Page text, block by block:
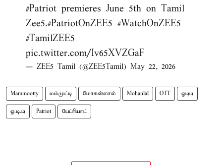
#Patriot premieres June 5th on Tamil
Zee5.#PatriotOnZEE5 #WatchOnZEE5
#TamilZEE5
pic.twitter.com/Iv65XVZGaF
— ZEE5 Tamil (@ZEE5Tamil) May 22, 2026
Mammootty மம்முட்டி மோகன்லால் Mohanlal OTT ஓடிடி
ஓ.டி.டி Patriot பேட்ரியாட்